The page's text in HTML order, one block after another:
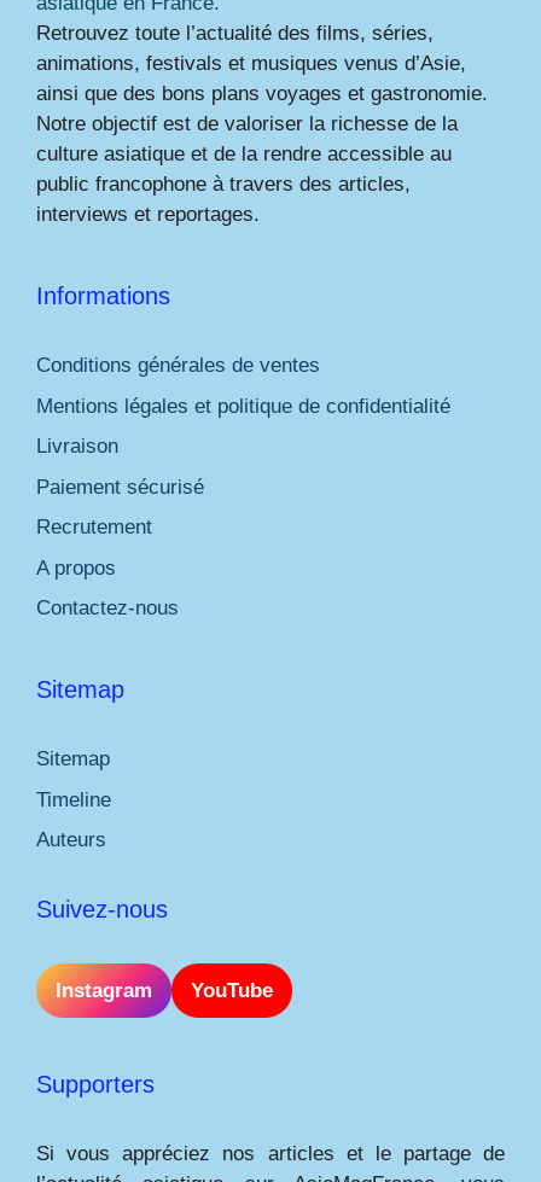
Retrouvez toute l’actualité des films, séries,
animations, festivals et musiques venus d’Asie,
ainsi que des bons plans voyages et gastronomie.
Notre objectif est de valoriser la richesse de la
culture asiatique et de la rendre accessible au
public francophone à travers des articles,
interviews et reportages.
Informations
Conditions générales de ventes
Mentions légales et politique de confidentialité
Livraison
Paiement sécurisé
Recrutement
A propos
Contactez-nous
Sitemap
Sitemap
Timeline
Auteurs
Suivez-nous
Instagram YouTube
Supporters
Si vous appréciez nos articles et le partage de